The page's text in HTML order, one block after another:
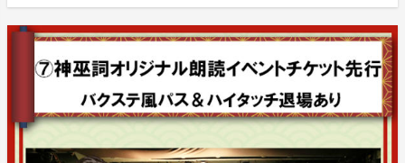
※CG写真はイメージです。
・支援者さまのご都合による不参加となった場合は返金
対応不可となりますのであらかじめご了承くださいま
せ。